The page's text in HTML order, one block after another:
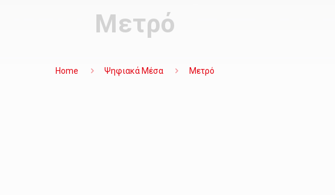
Μετρό
Home Ψηφιακά Μέσα Μετρό